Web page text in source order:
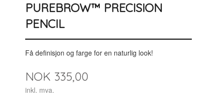
PUREBROW™ PRECISION
PENCIL
Få definisjon og farge for en naturlig look!
Pris
NOK 335,00
inkl. mva.